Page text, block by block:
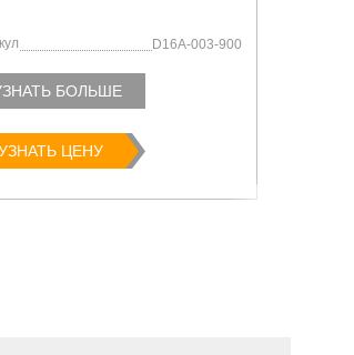
D16A-003-900
БОЛЬШЕ
ЦЕНУ